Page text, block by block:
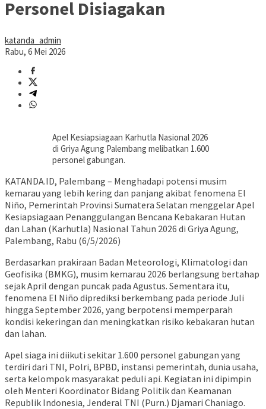
Personel Disiagakan
katanda_admin
Rabu, 6 Mei 2026
Apel Kesiapsiagaan Karhutla Nasional 2026
di Griya Agung Palembang melibatkan 1.600
personel gabungan.
KATANDA.ID, Palembang – Menghadapi potensi musim
kemarau yang lebih kering dan panjang akibat fenomena El
Niño, Pemerintah Provinsi Sumatera Selatan menggelar Apel
Kesiapsiagaan Penanggulangan Bencana Kebakaran Hutan
dan Lahan (Karhutla) Nasional Tahun 2026 di Griya Agung,
Palembang, Rabu (6/5/2026)
Berdasarkan prakiraan Badan Meteorologi, Klimatologi dan
Geofisika (BMKG), musim kemarau 2026 berlangsung bertahap
sejak April dengan puncak pada Agustus. Sementara itu,
fenomena El Niño diprediksi berkembang pada periode Juli
hingga September 2026, yang berpotensi memperparah
kondisi kekeringan dan meningkatkan risiko kebakaran hutan
dan lahan.
Apel siaga ini diikuti sekitar 1.600 personel gabungan yang
terdiri dari TNI, Polri, BPBD, instansi pemerintah, dunia usaha,
serta kelompok masyarakat peduli api. Kegiatan ini dipimpin
oleh Menteri Koordinator Bidang Politik dan Keamanan
Republik Indonesia, Jenderal TNI (Purn.) Djamari Chaniago.